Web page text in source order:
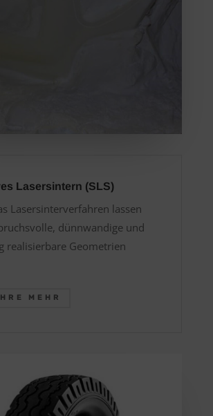
Lasersintern (SLS)
Lasersinterverfahren lassen
dünnwandige und
realisierbare Geometrien
MEHR